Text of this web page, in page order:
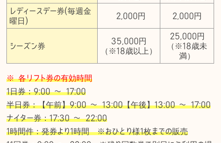
レディースデー券(毎週金
曜日)
2,000円 2,000円
シーズン券
35,000円
（※18歳以上）
25,000円
（※18歳未
満）
※ 各リフト券の有効時間
1日券：9:00 〜 17:00
半日券：【午前】9:00 〜 13:00【午後】13:00 〜 17:00
ナイター券：17:30 〜 22:00
1時間件：発券より1時間 ※おひとり様1枚までの販売